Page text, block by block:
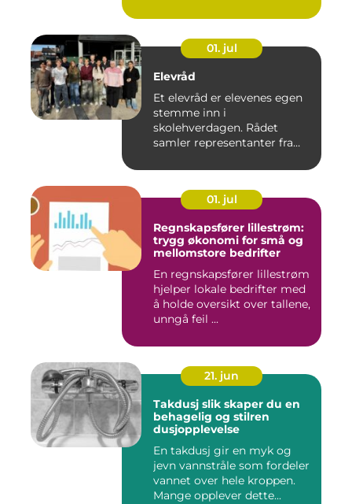
01. jul
Elevråd
Et elevråd er elevenes egen
stemme inn i
skolehverdagen. Rådet
samler representanter fra
01. jul
Regnskapsfører lillestrøm:
trygg økonomi for små og
mellomstore bedrifter
En regnskapsfører lillestrøm
hjelper lokale bedrifter med
å holde oversikt over tallene,
unngå feil ...
21. jun
Takdusj slik skaper du en
behagelig og stilren
dusjopplevelse
En takdusj gir en myk og
jevn vannstråle som fordeler
vannet over hele kroppen.
Mange opplever dette...